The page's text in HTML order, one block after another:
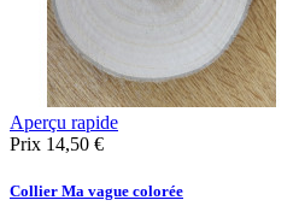
Aperçu rapide
Prix 14,50 €
Collier Ma vague colorée